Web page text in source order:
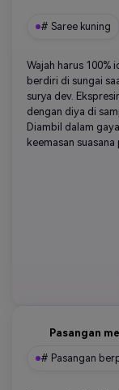
# Saree kuning
Wajah harus 100%
berdiri di sungai
surya dev.
dengan diya di
Diambil dalam
keemasan suasana
Pasangan
# Pasangan